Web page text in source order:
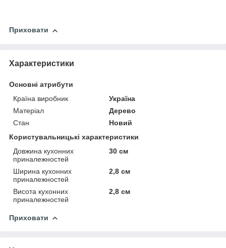
Приховати
Характеристики
Основні атрибути
Країна виробник
Україна
Матеріал
Дерево
Стан
Новий
Користувальницькі характеристики
Довжина кухонних
приналежностей
30 см
Ширина кухонних
приналежностей
2,8 см
Висота кухонних
приналежностей
2,8 см
Приховати